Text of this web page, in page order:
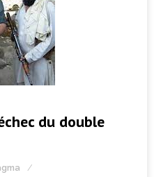
du double